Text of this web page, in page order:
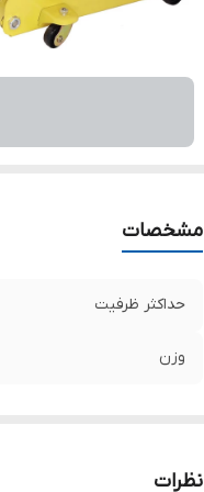
مشخصات
حداکثر ظرفیت
وزن
نظرات